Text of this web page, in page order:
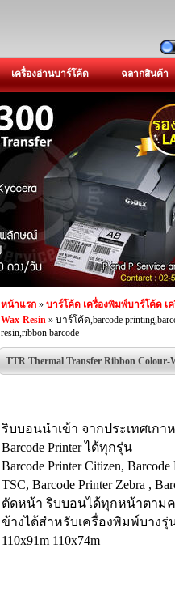
เครื่องอ่านบาร์โค้ด ฉลากสินค้า
หน้าแรก » บาร์โค้ด เครื่องพิมพ์บาร์โค้ด เ
Wax-Resin » บาร์โค้ด,barcode
resin,ribbon barcode
TTR Thermal Transfer Ribbon Colour-
ริบบอนนำเข้า จากประเทศเก
Barcode Printer ได้ทุกรุ่น
Barcode Printer Citizen,
TSC, Barcode Printer Zebra ,
ตัดหน้า ริบบอนได้ทุกหน้าตาม
ข้างได้สำหรับเครื่องพิมพ์บางรุ่น
110x91m 110x74m